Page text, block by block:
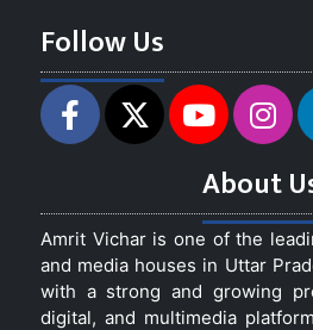
Follow Us
About
Amrit Vichar is one of the
and media houses in Uttar
with a strong and growing
digital, and multimedia